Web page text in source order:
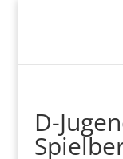
D-